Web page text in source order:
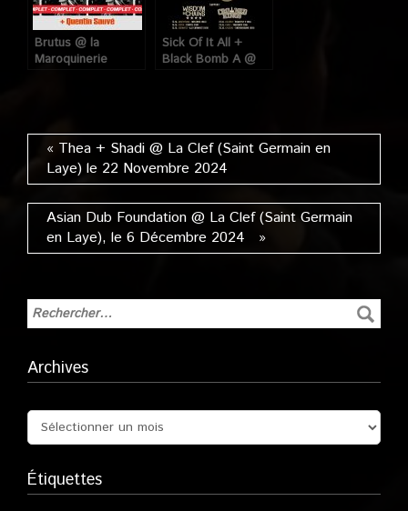
Brutus @ la
Maroquinerie
Sick Of It All +
Black Bomb A @
« Thea + Shadi @ La Clef (Saint Germain en
Laye) le 22 Novembre 2024
Asian Dub Foundation @ La Clef (Saint Germain
en Laye), le 6 Décembre 2024 »
Archives
Étiquettes